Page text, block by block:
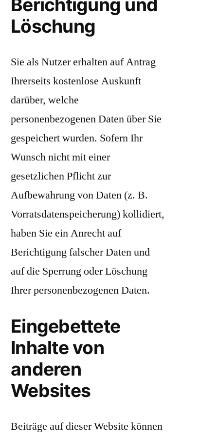
Berichtigung und
Löschung
Sie als Nutzer erhalten auf Antrag
Ihrerseits kostenlose Auskunft
darüber, welche
personenbezogenen Daten über Sie
gespeichert wurden. Sofern Ihr
Wunsch nicht mit einer
gesetzlichen Pflicht zur
Aufbewahrung von Daten (z. B.
Vorratsdatenspeicherung) kollidiert,
haben Sie ein Anrecht auf
Berichtigung falscher Daten und
auf die Sperrung oder Löschung
Ihrer personenbezogenen Daten.
Eingebettete
Inhalte von
anderen
Websites
Beiträge auf dieser Website können